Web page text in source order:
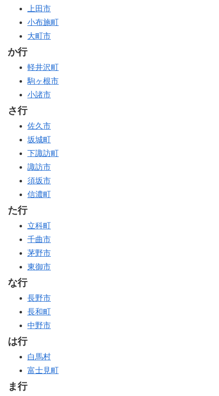
上田市
小布施町
大町市
か行
軽井沢町
駒ヶ根市
小諸市
さ行
佐久市
坂城町
下諏訪町
諏訪市
須坂市
信濃町
た行
立科町
千曲市
茅野市
東御市
な行
長野市
長和町
中野市
は行
白馬村
富士見町
ま行